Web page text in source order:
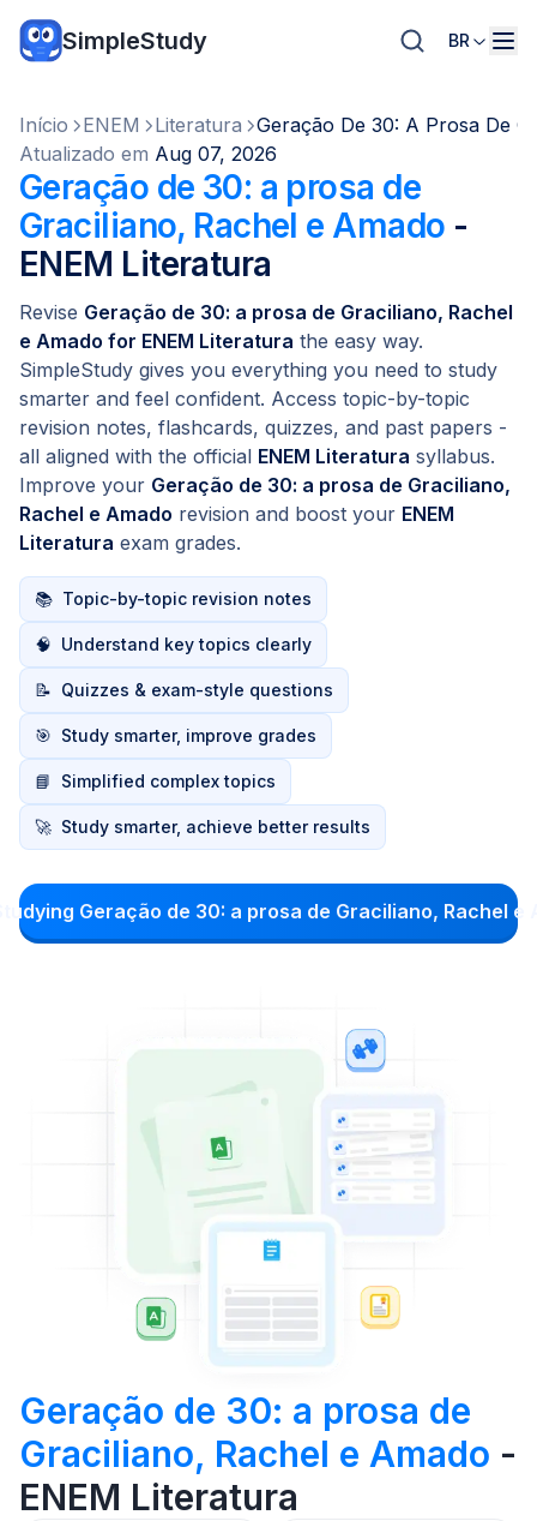
SimpleStudy BR
Início ENEM Literatura
Geração De 30: A Prosa De
Atualizado em Aug 07, 2026
Geração de 30: a prosa de
Graciliano, Rachel e Amado -
ENEM Literatura
Revise Geração de 30: a prosa de Graciliano, Rachel
e Amado for ENEM Literatura the easy way.
SimpleStudy gives you everything you need to study
smarter and feel confident. Access topic-by-topic
revision notes, flashcards, quizzes, and past papers -
all aligned with the official ENEM Literatura syllabus.
Improve your Geração de 30: a prosa de Graciliano,
Rachel e Amado revision and boost your ENEM
Literatura exam grades.
📚 Topic-by-topic revision notes
🧠 Understand key topics clearly
📝 Quizzes & exam-style questions
🎯 Study smarter, improve grades
📘 Simplified complex topics
🚀 Study smarter, achieve better results
Geração de 30: a prosa de Graciliano, Rachel e
Geração de 30: a prosa de
Graciliano, Rachel e Amado -
ENEM Literatura